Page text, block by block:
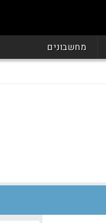
מחשבונים